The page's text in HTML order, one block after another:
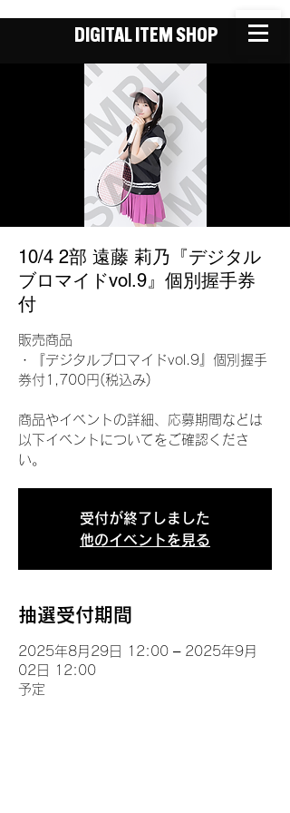
DIGITAL ITEM SHOP
10/4 2部 遠藤 莉乃『デジタル
ブロマイドvol.9』個別握手券
付
販売商品
・『デジタルブロマイドvol.9』個別握手
券付1,700円(税込み)
商品やイベントの詳細、応募期間などは
以下イベントについてをご確認くださ
い。
受付が終了しました
他のイベントを見る
抽選受付期間
2025年8月29日 12:00 – 2025年9月
02日 12:00
予定